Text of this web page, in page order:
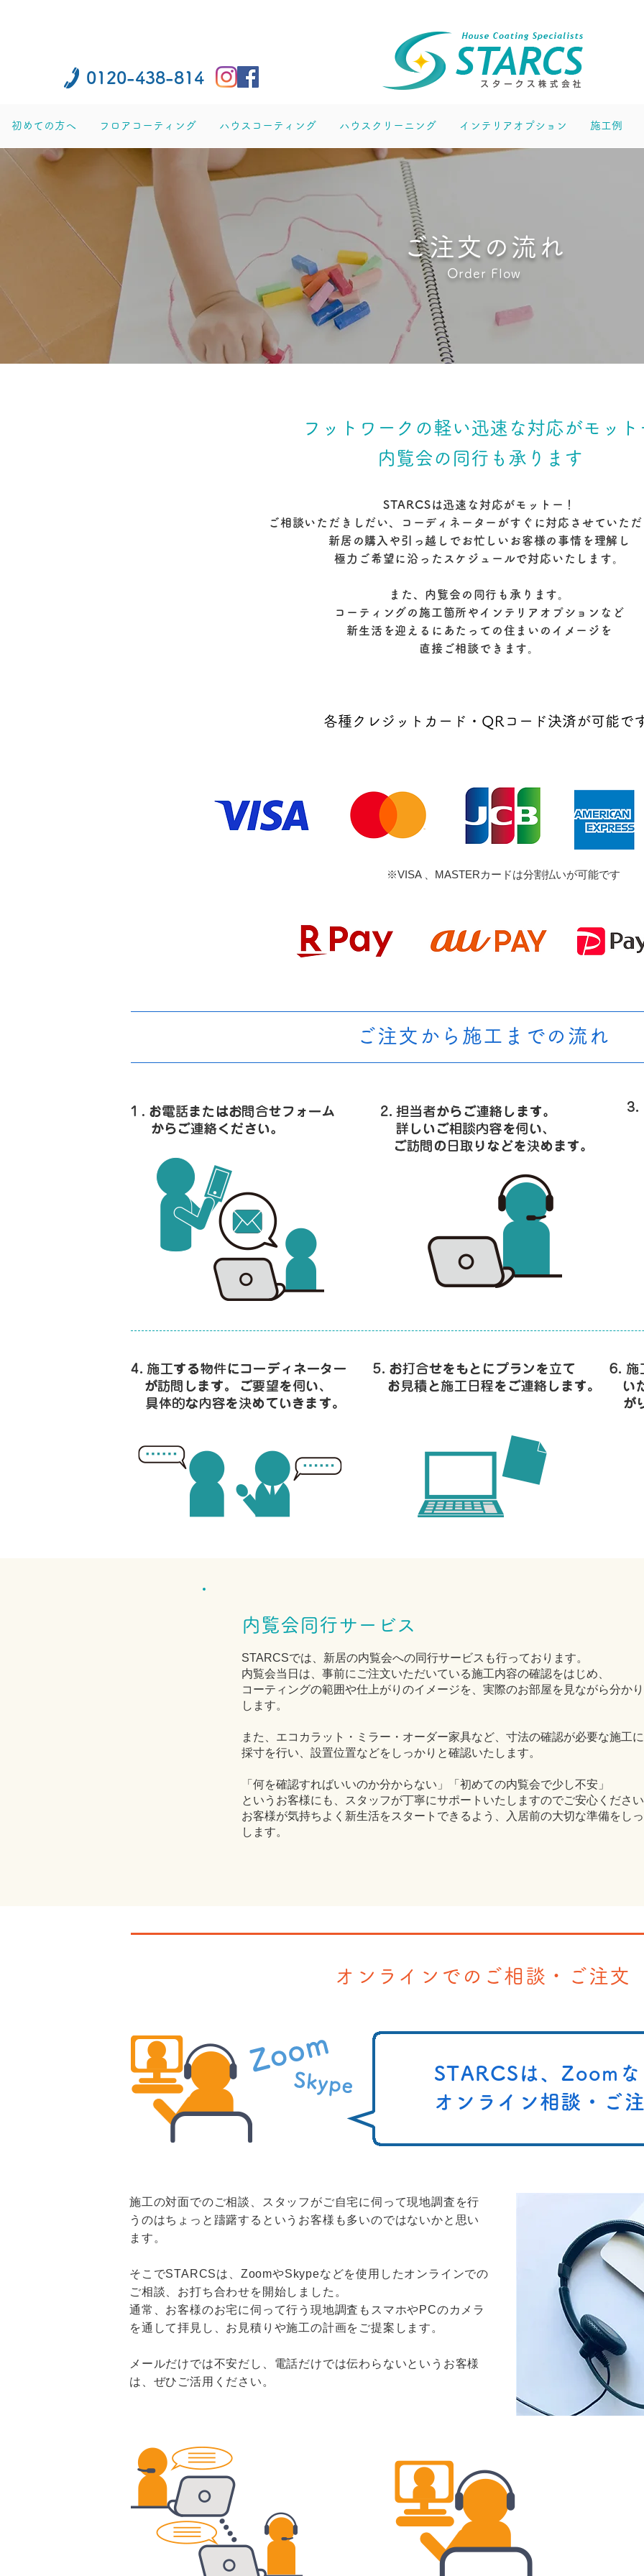
0120-438-814
初めての方へ フロアコーティング ハウスコーティング ハウスクリーニング インテリアオプション 施工例
ご注文の流れ
Order Flow
フットワークの軽い迅速な対応がモット
内覧会の同行も承ります
STARCSは迅速な対応がモットー！
ご相談いただきしだい、コーディネーターがすぐに対応させていた
新居の購入や引っ越しでお忙しいお客様の事情を理解し
極力ご希望に沿ったスケジュールで対応いたします。
また、内覧会の同行も承ります。
コーティングの施工箇所やインテリアオプションなど
新生活を迎えるにあたっての住まいのイメージを
直接ご相談できます。
各種クレジットカード・QRコード決済が可能で
※VISA 、MASTERカードは分割払いが可能です
ご注文から施工までの流れ
内覧会同行サービス
STARCSでは、新居の内覧会への同行サービスも行っております。
内覧会当日は、事前にご注文いただいている施工内容の確認をはじめ、
コーティングの範囲や仕上がりのイメージを、実際のお部屋を見ながら分か
します。
また、エコカラット・ミラー・オーダー家具など、寸法の確認が必要な施工
採寸を行い、設置位置などをしっかりと確認いたします。
「何を確認すればいいのか分からない」「初めての内覧会で少し不安」
というお客様にも、スタッフが丁寧にサポートいたしますのでご安心くださ
お客様が気持ちよく新生活をスタートできるよう、入居前の大切な準備をし
します。
オンラインでのご相談・ご注文
STARCSは、Zoom
オンライン相談・ご
施工の対面でのご相談、スタッフがご自宅に伺って現地調査を行
うのはちょっと躊躇するというお客様も多いのではないかと思い
ます。
そこでSTARCSは、ZoomやSkypeなどを使用したオンラインでの
ご相談、お打ち合わせを開始しました。
通常、お客様のお宅に伺って行う現地調査もスマホやPCのカメラ
を通して拝見し、お見積りや施工の計画をご提案します。
メールだけでは不安だし、電話だけでは伝わらないというお客様
は、ぜひご活用ください。